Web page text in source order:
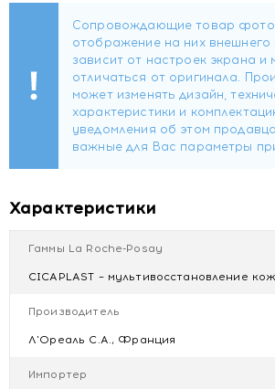
восстанавливает защитный барьер
30% глицерин защищает, увлажняет и
невидимый несмываемый барьер.
Текстура крема быстро впитывается
позволяет возобновить свою
нанесения.
Рекомендации по использованию:
Характеристики
Гаммы La Roche-Posay
CICAPLAST – мультивосстановление
Производитель
Л'Ореаль С.А., Франция
Импортер